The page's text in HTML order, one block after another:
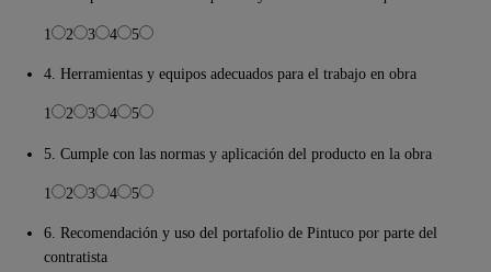
1 2 3 4 5
4. Herramientas y equipos adecuados para el trabajo en obra
1 2 3 4 5
5. Cumple con las normas y aplicación del producto en la obra
1 2 3 4 5
6. Recomendación y uso del portafolio de Pintuco por parte del
contratista